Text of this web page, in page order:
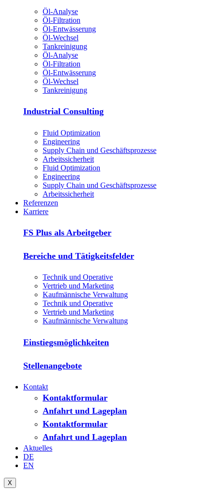
Öl-Analyse
Öl-Filtration
Öl-Entwässerung
Öl-Wechsel
Tankreinigung
Öl-Analyse
Öl-Filtration
Öl-Entwässerung
Öl-Wechsel
Tankreinigung
Industrial Consulting
Fluid Optimization
Engineering
Supply Chain und Geschäftsprozesse
Arbeitssicherheit
Fluid Optimization
Engineering
Supply Chain und Geschäftsprozesse
Arbeitssicherheit
Referenzen
Karriere
FS Plus als Arbeitgeber
Bereiche und Tätigkeitsfelder
Technik und Operative
Vertrieb und Marketing
Kaufmännische Verwaltung
Technik und Operative
Vertrieb und Marketing
Kaufmännische Verwaltung
Einstiegsmöglichkeiten
Stellenangebote
Kontakt
Kontaktformular
Anfahrt und Lageplan
Kontaktformular
Anfahrt und Lageplan
Aktuelles
DE
EN
X